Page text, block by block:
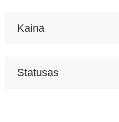
Kaina
Statusas